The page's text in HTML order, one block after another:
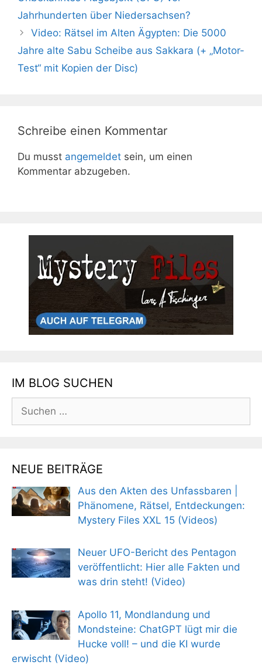
Jahrhunderten über Niedersachsen?
Video: Rätsel im Alten Ägypten: Die 5000
Jahre alte Sabu Scheibe aus Sakkara (+ „Motor-
Test“ mit Kopien der Disc)
Schreibe einen Kommentar
Du musst angemeldet sein, um einen
Kommentar abzugeben.
IM BLOG SUCHEN
nach:
NEUE BEITRÄGE
Aus den Akten des Unfassbaren |
Phänomene, Rätsel, Entdeckungen:
Mystery Files XXL 15 (Videos)
Neuer UFO-Bericht des Pentagon
veröffentlicht: Hier alle Fakten und
was drin steht! (Video)
Apollo 11, Mondlandung und
Mondsteine: ChatGPT lügt mir die
Hucke voll! – und die KI wurde
erwischt (Video)